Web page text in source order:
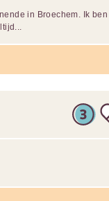
in Broechem. Ik ben